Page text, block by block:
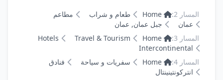
المسار 2: Home طعام و شراب
مطاعم
عمان
جبل عمان, عمان
المسار 3:
Home
Travel & Tourism
Hotels
Intercontinental
المسار 4:
Home سفريات و سياحة
فنادق
انتركونتينينتال